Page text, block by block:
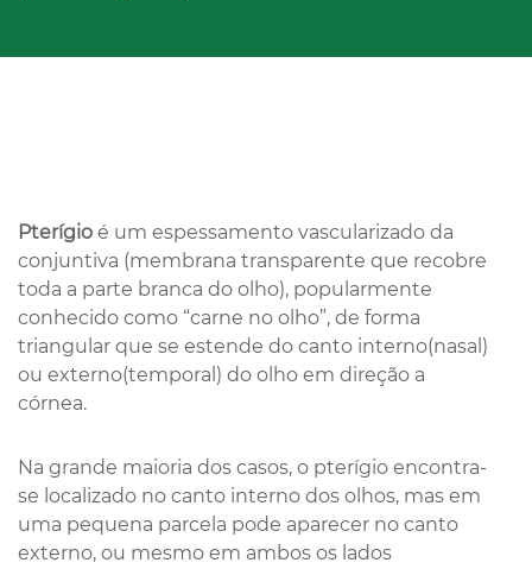
Pterígio é um espessamento vascularizado da
conjuntiva (membrana transparente que recobre
toda a parte branca do olho), popularmente
conhecido como “carne no olho”, de forma
triangular que se estende do canto interno(nasal)
ou externo(temporal) do olho em direção a
córnea.
Na grande maioria dos casos, o pterígio encontra-
se localizado no canto interno dos olhos, mas em
uma pequena parcela pode aparecer no canto
externo, ou mesmo em ambos os lados